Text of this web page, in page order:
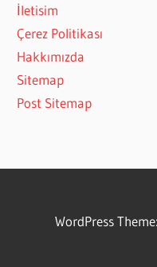
İletisim
Çerez Politikası
Hakkımızda
Sitemap
Post Sitemap
WordPress